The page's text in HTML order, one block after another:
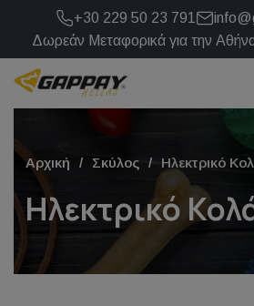
+30 229 50 23 791
Δωρεάν Μεταφορικά για την
Αρχική Σκύλος Ηλεκτρικό
Ηλεκτρικό